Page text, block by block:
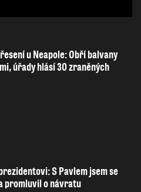
u Neapole: Obří balvany
úřady hlásí 30 zraněných
S Pavlem jsem se
promluvil o návratu